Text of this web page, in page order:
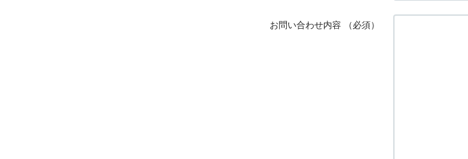
お問い合わせ内容 （必須）